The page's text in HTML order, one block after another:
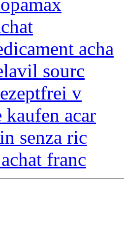
acha
sourc
v
kaufen acar
senza ric
franc